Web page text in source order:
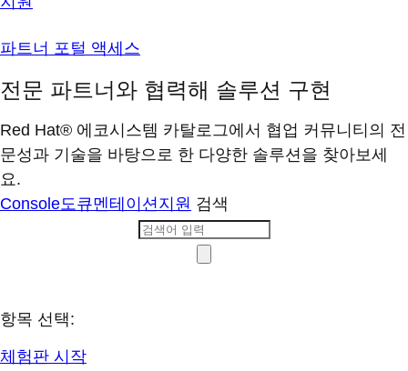
파트너 포털 액세스
전문 파트너와 협력해 솔루션 구현
Red Hat® 에코시스템 카탈로그에서 협업 커뮤니티의 전
문성과 기술을 바탕으로 한 다양한 솔루션을 찾아보세
요.
Console도큐멘테이션지원 검색
항목 선택:
체험판 시작